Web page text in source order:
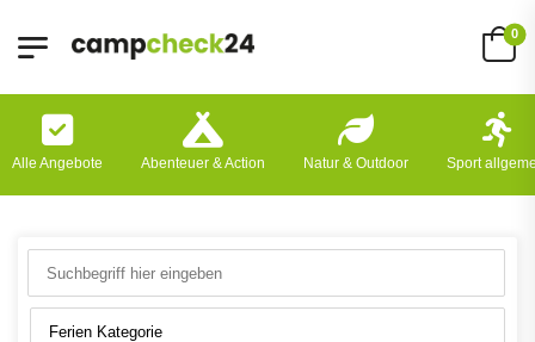
0
Alle Angebote Abenteuer & Action Natur & Outdoor Sport